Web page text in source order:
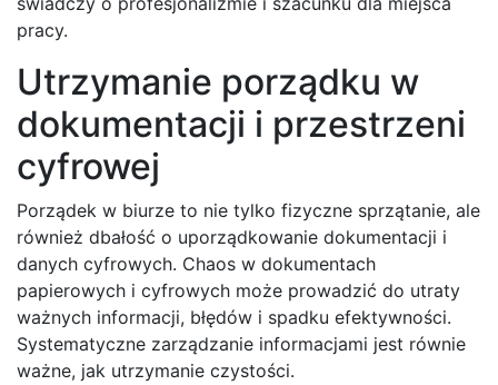
pracy.
Utrzymanie porządku w
dokumentacji i przestrzeni
cyfrowej
Porządek w biurze to nie tylko fizyczne sprzątanie, ale
również dbałość o uporządkowanie dokumentacji i
danych cyfrowych. Chaos w dokumentach
papierowych i cyfrowych może prowadzić do utraty
ważnych informacji, błędów i spadku efektywności.
Systematyczne zarządzanie informacjami jest równie
ważne, jak utrzymanie czystości.